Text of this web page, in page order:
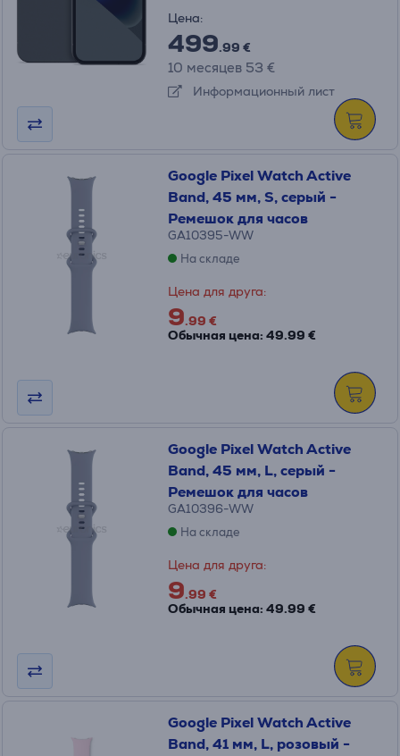
Цена:
499.99 €
10 месяцев 53 €
Информационный лист
Google Pixel Watch Active
Band, 45 мм, S, серый -
Ремешок для часов
GA10395-WW
На складе
Цена для друга:
9.99 €
Обычная цена: 49.99 €
Google Pixel Watch Active
Band, 45 мм, L, серый -
Ремешок для часов
GA10396-WW
На складе
Цена для друга:
9.99 €
Обычная цена: 49.99 €
Google Pixel Watch Active
Band, 41 мм, L, розовый -